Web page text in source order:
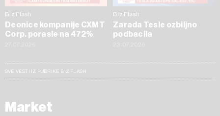
Biz Flash
Deonice kompanije CXMT
Corp. porasle na 472%
Biz Flash
Zarada Tesle ozbiljno
podbacila
SVE VESTI IZ RUBRIKE BIZ FLASH
Market